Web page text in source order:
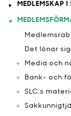
MEDLEMSKAP I
​Det lönar
Media och
Bank- och
SLC:s